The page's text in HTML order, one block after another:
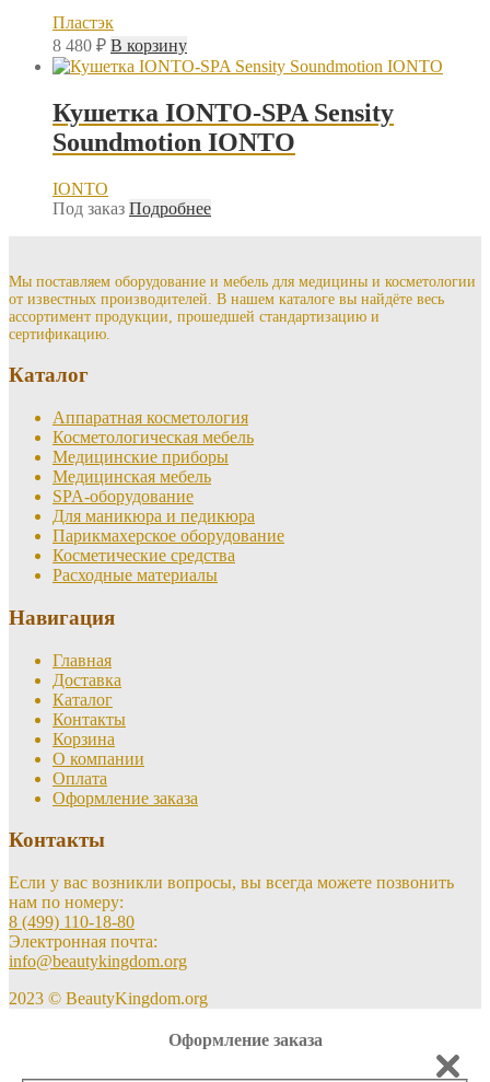
на
товара.
Пластэк
8 480 ₽ В корзину
Кушетка IONTO-SPA Sensity
Soundmotion IONTO
IONTO
Под заказ Подробнее
Мы поставляем оборудование и мебель для медицины и косметологии
от известных производителей. В нашем каталоге вы найдёте весь
ассортимент продукции, прошедшей стандартизацию и
сертификацию.
Каталог
Аппаратная косметология
Косметологическая мебель
Медицинские приборы
Медицинская мебель
SPA-оборудование
Для маникюра и педикюра
Парикмахерское оборудование
Косметические средства
Расходные материалы
Навигация
Главная
Доставка
Каталог
Контакты
Корзина
О компании
Оплата
Оформление заказа
Контакты
Если у вас возникли вопросы, вы всегда можете позвонить
нам по номеру:
8 (499) 110-18-80
Электронная почта:
info@beautykingdom.org
2023 © BeautyKingdom.org
Оформление заказа